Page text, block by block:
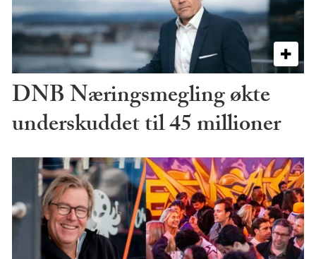
DNB Næringsmegling økte
underskuddet til 45 millioner